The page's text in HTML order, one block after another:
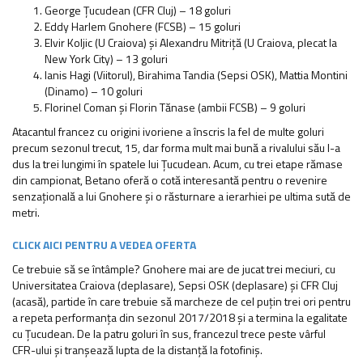
George Țucudean (CFR Cluj) – 18 goluri
Eddy Harlem Gnohere (FCSB) – 15 goluri
Elvir Koljic (U Craiova) și Alexandru Mitriță (U Craiova, plecat la
New York City) – 13 goluri
Ianis Hagi (Viitorul), Birahima Tandia (Sepsi OSK), Mattia Montini
(Dinamo) – 10 goluri
Florinel Coman și Florin Tănase (ambii FCSB) – 9 goluri
Atacantul francez cu origini ivoriene a înscris la fel de multe goluri
precum sezonul trecut, 15, dar forma mult mai bună a rivalului său l-a
dus la trei lungimi în spatele lui Țucudean. Acum, cu trei etape rămase
din campionat, Betano oferă o cotă interesantă pentru o revenire
senzațională a lui Gnohere și o răsturnare a ierarhiei pe ultima sută de
metri.
CLICK AICI PENTRU A VEDEA OFERTA
Ce trebuie să se întâmple? Gnohere mai are de jucat trei meciuri, cu
Universitatea Craiova (deplasare), Sepsi OSK (deplasare) și CFR Cluj
(acasă), partide în care trebuie să marcheze de cel puțin trei ori pentru
a repeta performanța din sezonul 2017/2018 și a termina la egalitate
cu Țucudean. De la patru goluri în sus, francezul trece peste vârful
CFR-ului și tranșează lupta de la distanță la fotofiniș.